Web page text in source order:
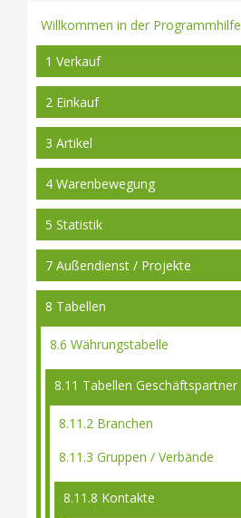
Willkommen in der Programmhilfe
1 Verkauf
2 Einkauf
3 Artikel
4 Warenbewegung
5 Statistik
7 Außendienst / Projekte
8 Tabellen
8.6 Währungstabelle
8.11 Tabellen Geschäftspartner
8.11.2 Branchen
8.11.3 Gruppen / Verbände
8.11.8 Kontakte